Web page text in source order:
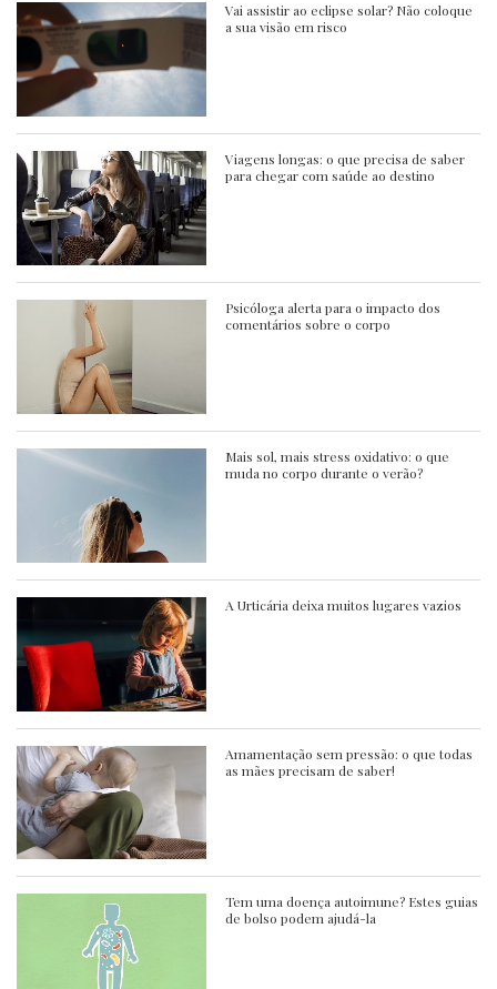
Vai assistir ao eclipse solar? Não coloque
a sua visão em risco
Viagens longas: o que precisa de saber
para chegar com saúde ao destino
Psicóloga alerta para o impacto dos
comentários sobre o corpo
Mais sol, mais stress oxidativo: o que
muda no corpo durante o verão?
A Urticária deixa muitos lugares vazios
Amamentação sem pressão: o que todas
as mães precisam de saber!
Tem uma doença autoimune? Estes guias
de bolso podem ajudá-la